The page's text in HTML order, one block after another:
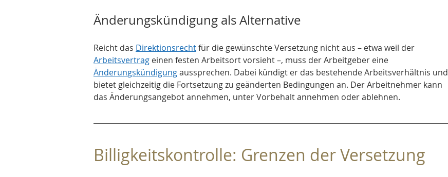
Änderungskündigung als Alternative
Reicht das Direktionsrecht für die gewünschte Versetzung nicht aus – etwa weil der
Arbeitsvertrag einen festen Arbeitsort vorsieht –, muss der Arbeitgeber eine
Änderungskündigung aussprechen. Dabei kündigt er das bestehende Arbeitsverhältnis und
bietet gleichzeitig die Fortsetzung zu geänderten Bedingungen an. Der Arbeitnehmer kann
das Änderungsangebot annehmen, unter Vorbehalt annehmen oder ablehnen.
Billigkeitskontrolle: Grenzen der Versetzung